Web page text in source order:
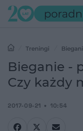
Treningi
może biegać?
Bieganie -
Czy każdy
2017-09-21 10:54